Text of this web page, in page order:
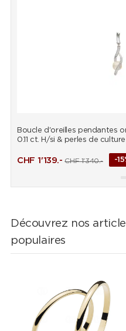
Boucle d'oreilles pendantes
0.11 ct. H/si & perles de
CHF 1'139.- CHF1'340.- -
Découvrez nos
populaires